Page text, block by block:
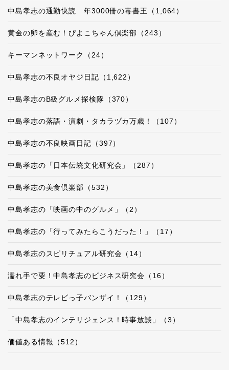
中島孝志の通勤快読 年3000冊の毒書王（1,064）
黄金の卵を産む！ぴよこちゃん倶楽部（243）
キーマンネットワーク（24）
中島孝志の不良オヤジ日記（1,622）
中島孝志のB級グルメ探検隊（370）
中島孝志の落語・演劇・タカラヅカ万歳！（107）
中島孝志の不良映画日記（397）
中島孝志の「日本伝統文化研究会」（287）
中島孝志の美食倶楽部（532）
中島孝志の「映画の中のグルメ」（2）
中島孝志の「行ってみたらこうだった！」（17）
中島孝志のスピリチュアル研究会（14）
濡れ手で粟！中島孝志のビジネス研究会（16）
中島孝志のテレビっ子バンザイ！（129）
「中島孝志のインテリジェンス！時事放談」（3）
価値ある情報（512）